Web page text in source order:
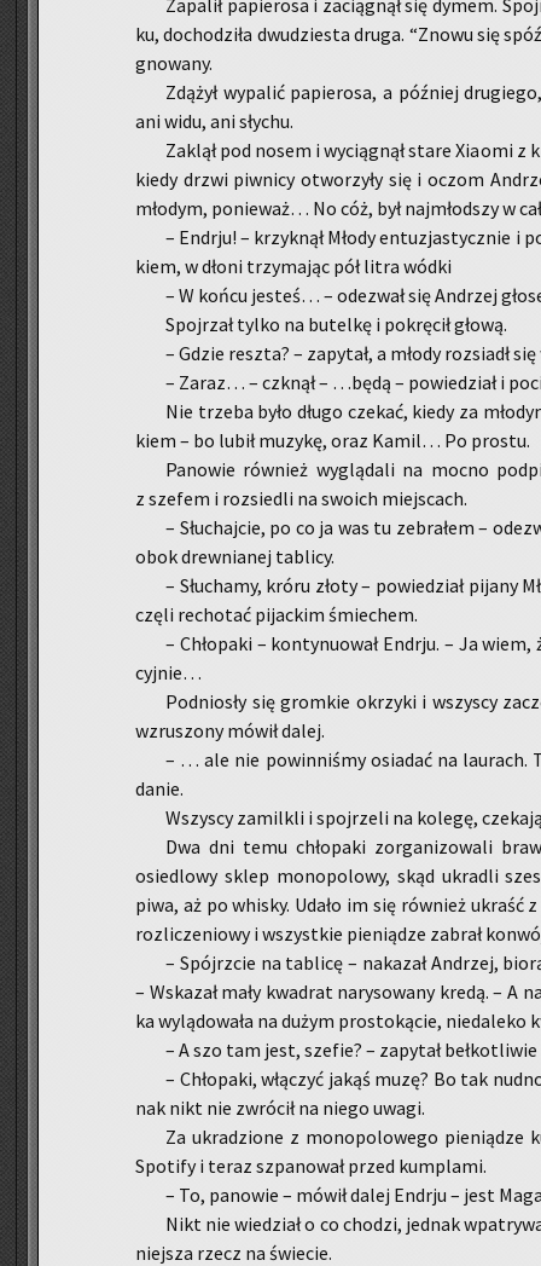
Za­pa­lił pa­pie­ro­sa i za­cią­gnął się dymem.
ku, do­cho­dzi­ła dwu­dzie­sta druga. “Znowu się
gno­wa­ny.
Zdą­żył wy­pa­lić pa­pie­ro­sa, a póź­niej
ani widu, ani sły­chu.
Za­klął pod nosem i wy­cią­gnął stare Xia­omi z
kiedy drzwi piw­ni­cy otwo­rzy­ły się i oczom
mło­dym, po­nie­waż… No cóż, był naj­młod­szy w
– En­dr­ju! – krzyk­nął Młody en­tu­zja­stycz­nie i
kiem, w dłoni trzy­ma­jąc pół litra wódki
– W końcu je­steś… – ode­zwał się An­drzej
Spoj­rzał tylko na bu­tel­kę i po­krę­cił głową.
– Gdzie resz­ta? – za­py­tał, a młody roz­siadł
– Zaraz… – czknął – …będą – po­wie­dział i
Nie trze­ba było długo cze­kać, kiedy za
kiem – bo lubił mu­zy­kę, oraz Kamil… Po pro­stu.
Pa­no­wie rów­nież wy­glą­da­li na mocno
z sze­fem i roz­sie­dli na swo­ich miej­scach.
– Słu­chaj­cie, po co ja was tu ze­bra­łem –
obok drew­nia­nej ta­bli­cy.
– Słu­cha­my, króru złoty – po­wie­dział pi­ja­ny
czę­li re­cho­tać pi­jac­kim śmie­chem.
– Chło­pa­ki – kon­ty­nu­ował En­dr­ju. – Ja
cyj­nie…
Pod­nio­sły się grom­kie okrzy­ki i wszy­scy
wzru­szo­ny mówił dalej.
– … ale nie po­win­ni­śmy osia­dać na lau­rach.
da­nie.
Wszy­scy za­mil­kli i spoj­rze­li na ko­le­gę,
Dwa dni temu chło­pa­ki zor­ga­ni­zo­wa­li
osie­dlo­wy sklep mo­no­po­lo­wy, skąd ukra­dli
piwa, aż po whi­sky. Udało im się rów­nież ukraść
roz­li­cze­nio­wy i wszyst­kie pie­nią­dze za­brał
– Spójrz­cie na ta­bli­cę – na­ka­zał An­drzej,
– Wska­zał mały kwa­drat na­ry­so­wa­ny kredą. –
ka wy­lą­do­wa­ła na dużym pro­sto­ką­cie, nie­da­le­ko
– A szo tam jest, sze­fie? – za­py­tał
– Chło­pa­ki, włą­czyć jakąś muzę? Bo tak
nak nikt nie zwró­cił na niego uwagi.
Za ukra­dzio­ne z mo­no­po­lo­we­go pie­nią­dze
Spo­ti­fy i teraz szpa­no­wał przed kum­pla­mi.
– To, pa­no­wie – mówił dalej En­dr­ju – jest
Nikt nie wie­dział o co cho­dzi, jed­nak
niej­sza rzecz na świe­cie.